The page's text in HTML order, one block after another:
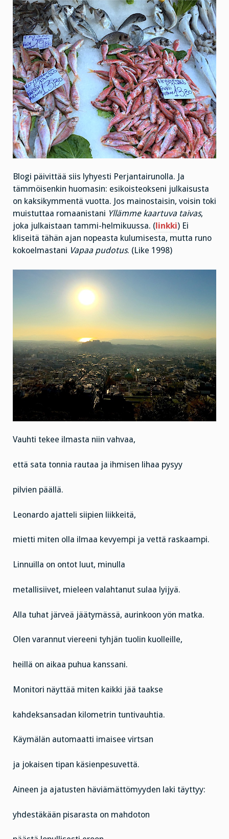
Blogi päivittää siis lyhyesti Perjantairunolla. Ja
tämmöisenkin huomasin: esikoisteokseni julkaisusta
on kaksikymmentä vuotta. Jos mainostaisin, voisin toki
muistuttaa romaanistani Yllämme kaartuva taivas,
joka julkaistaan tammi-helmikuussa. ( linkki) Ei
kliseitä tähän ajan nopeasta kulumisesta, mutta runo
kokoelmastani Vapaa pudotus. (Like 1998)
Vauhti tekee ilmasta niin vahvaa,
että sata tonnia rautaa ja ihmisen lihaa pysyy
pilvien päällä.
Leonardo ajatteli siipien liikkeitä,
mietti miten olla ilmaa kevyempi ja vettä raskaampi.
Linnuilla on ontot luut, minulla
metallisiivet, mieleen valahtanut sulaa lyijyä.
Alla tuhat järveä jäätymässä, aurinkoon yön matka.
Olen varannut viereeni tyhjän tuolin kuolleille,
heillä on aikaa puhua kanssani.
Monitori näyttää miten kaikki jää taakse
kahdeksansadan kilometrin tuntivauhtia.
Käymälän automaatti imaisee virtsan
ja jokaisen tipan käsienpesuvettä.
Aineen ja ajatusten häviämättömyyden laki täyttyy:
yhdestäkään pisarasta on mahdoton